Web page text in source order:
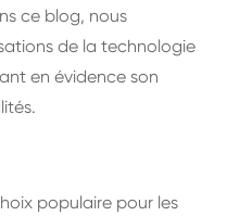
ce blog, nous
de la technologie
en évidence son
populaire pour les